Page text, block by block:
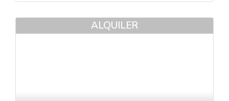
ALQUILER